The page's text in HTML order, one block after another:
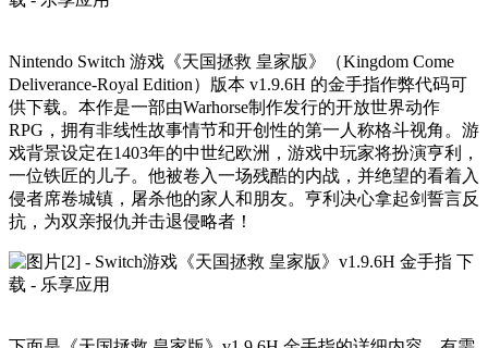
Nintendo Switch 游戏《天国拯救 皇家版》（Kingdom Come
Deliverance-Royal Edition）版本 v1.9.6H 的金手指作弊代码可
供下载。本作是一部由Warhorse制作发行的开放世界动作
RPG，拥有非线性故事情节和开创性的第一人称格斗视角。游
戏背景设定在1403年的中世纪欧洲，游戏中玩家将扮演亨利，
一位铁匠的儿子。他被卷入一场残酷的内战，并绝望的看着入
侵者席卷城镇，屠杀他的家人和朋友。亨利决心拿起剑誓言反
抗，为双亲报仇并击退侵略者！